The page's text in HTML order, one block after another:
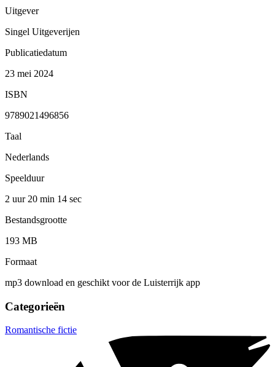
Uitgever
Singel Uitgeverijen
Publicatiedatum
23 mei 2024
ISBN
9789021496856
Taal
Nederlands
Speelduur
2 uur 20 min 14 sec
Bestandsgrootte
193 MB
Formaat
mp3 download en geschikt voor de Luisterrijk app
Categorieën
Romantische fictie